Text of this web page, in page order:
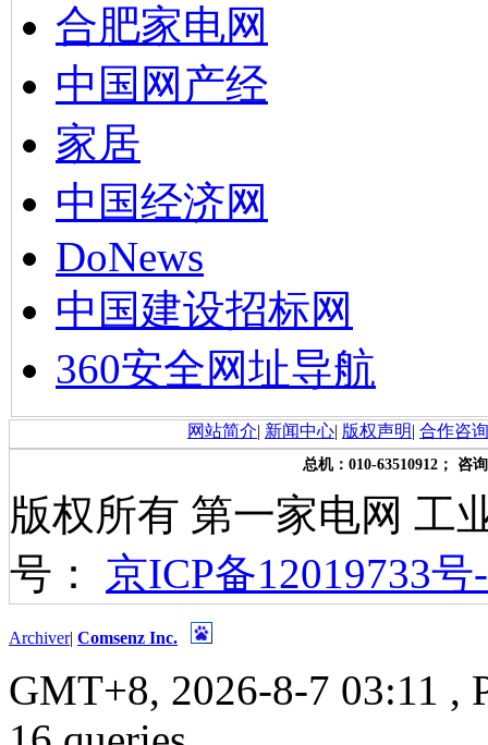
合肥家电网
中国网产经
家居
中国经济网
DoNews
中国建设招标网
360安全网址导航
网站简介| 新闻中心| 版权声明| 合作咨询
总机：010-63510912； 咨
版权所有 第一家电网 工
号： 京ICP备12019733号
Archiver| Comsenz Inc.
GMT+8, 2026-8-7 03:11 ,